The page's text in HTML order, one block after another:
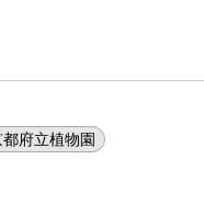
都府立植物園